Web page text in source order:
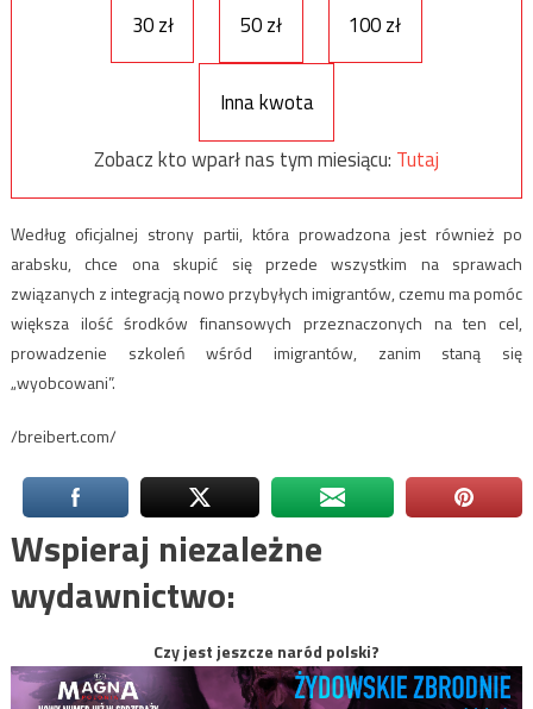
30 zł 50 zł 100 zł
Inna kwota
Zobacz kto wparł nas tym miesiącu: Tutaj
Według oficjalnej strony partii, która prowadzona jest również po
arabsku, chce ona skupić się przede wszystkim na sprawach
związanych z integracją nowo przybyłych imigrantów, czemu ma pomóc
większa ilość środków finansowych przeznaczonych na ten cel,
prowadzenie szkoleń wśród imigrantów, zanim staną się
„wyobcowani”.
/breibert.com/
Wspieraj niezależne
wydawnictwo:
Czy jest jeszcze naród polski?